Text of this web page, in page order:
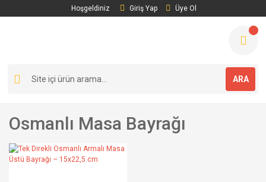
Hoşgeldiniz Giriş Yap Üye Ol
ARA
Osmanlı Masa Bayrağı